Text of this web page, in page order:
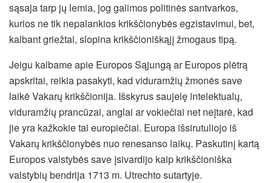
sąsaja tarp jų lemia, jog galimos politinės santvarkos,
kurios ne tik nepalankios krikščionybės egzistavimui, bet,
kalbant griežtai, slopina krikščioniškąjį žmogaus tipą.
Jeigu kalbame apie Europos Sąjungą ar Europos plėtrą
apskritai, reikia pasakyti, kad viduramžių žmonės save
laikė Vakarų krikščionija. Išskyrus saujelę intelektualų,
viduramžių prancūzai, anglai ar vokiečiai net neįtarė, kad
jie yra kažkokie tai europiečiai. Europa išsirutuliojo iš
Vakarų krikščionybės nuo renesanso laikų. Paskutinį kartą
Europos valstybės save įsivardijo kaip krikščioniška
valstybių bendrija 1713 m. Utrechto sutartyje.